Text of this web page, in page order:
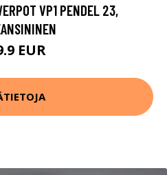
VP1 PENDEL 23,
EUR